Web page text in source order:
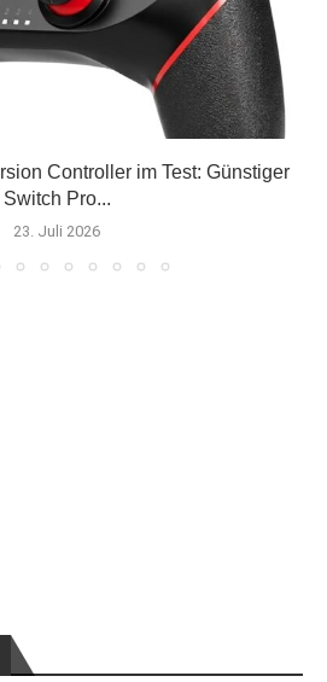
Controller im Test: Günstiger
Switch Pro...
23. Juli 2026